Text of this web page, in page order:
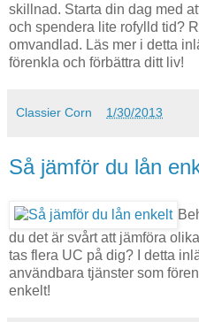
skillnad. Starta din dag med
och spendera lite rofylld tid?
omvandlad. Läs mer i detta
förenkla och förbättra ditt liv!
Classier Corn 1/30/2013
Så jämför du lån
du det är svårt att jämföra
tas flera UC på dig? I detta
användbara tjänster som
enkelt!